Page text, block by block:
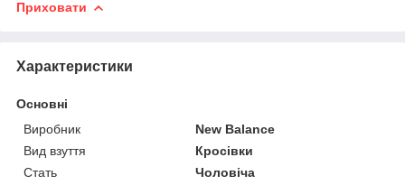
Приховати
Характеристики
Основні
Виробник
New Balance
Вид взуття
Кросівки
Стать
Чоловіча